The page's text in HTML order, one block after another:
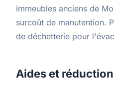
immeubles anciens de
surcoût de manutention.
de déchetterie pour
Aides et